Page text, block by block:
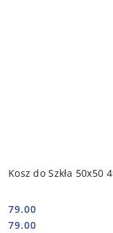
Kosz do Szkła 50x50
Cena:
79.00
Cena:
79.00